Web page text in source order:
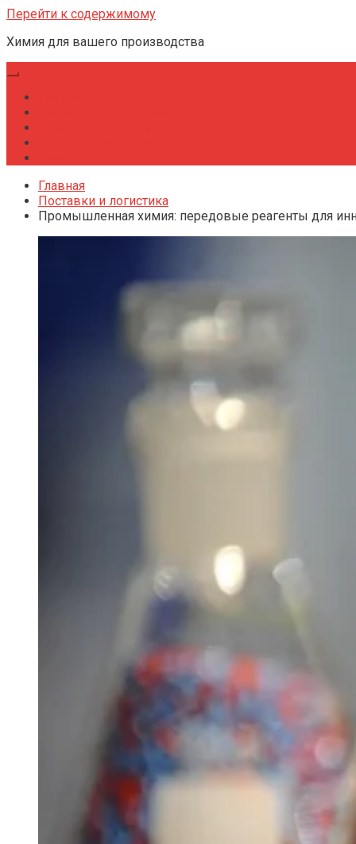
Перейти к содержимому
Химия для вашего производства
Главная
Поставки и логистика
Промышленная химия: передовые реагенты для